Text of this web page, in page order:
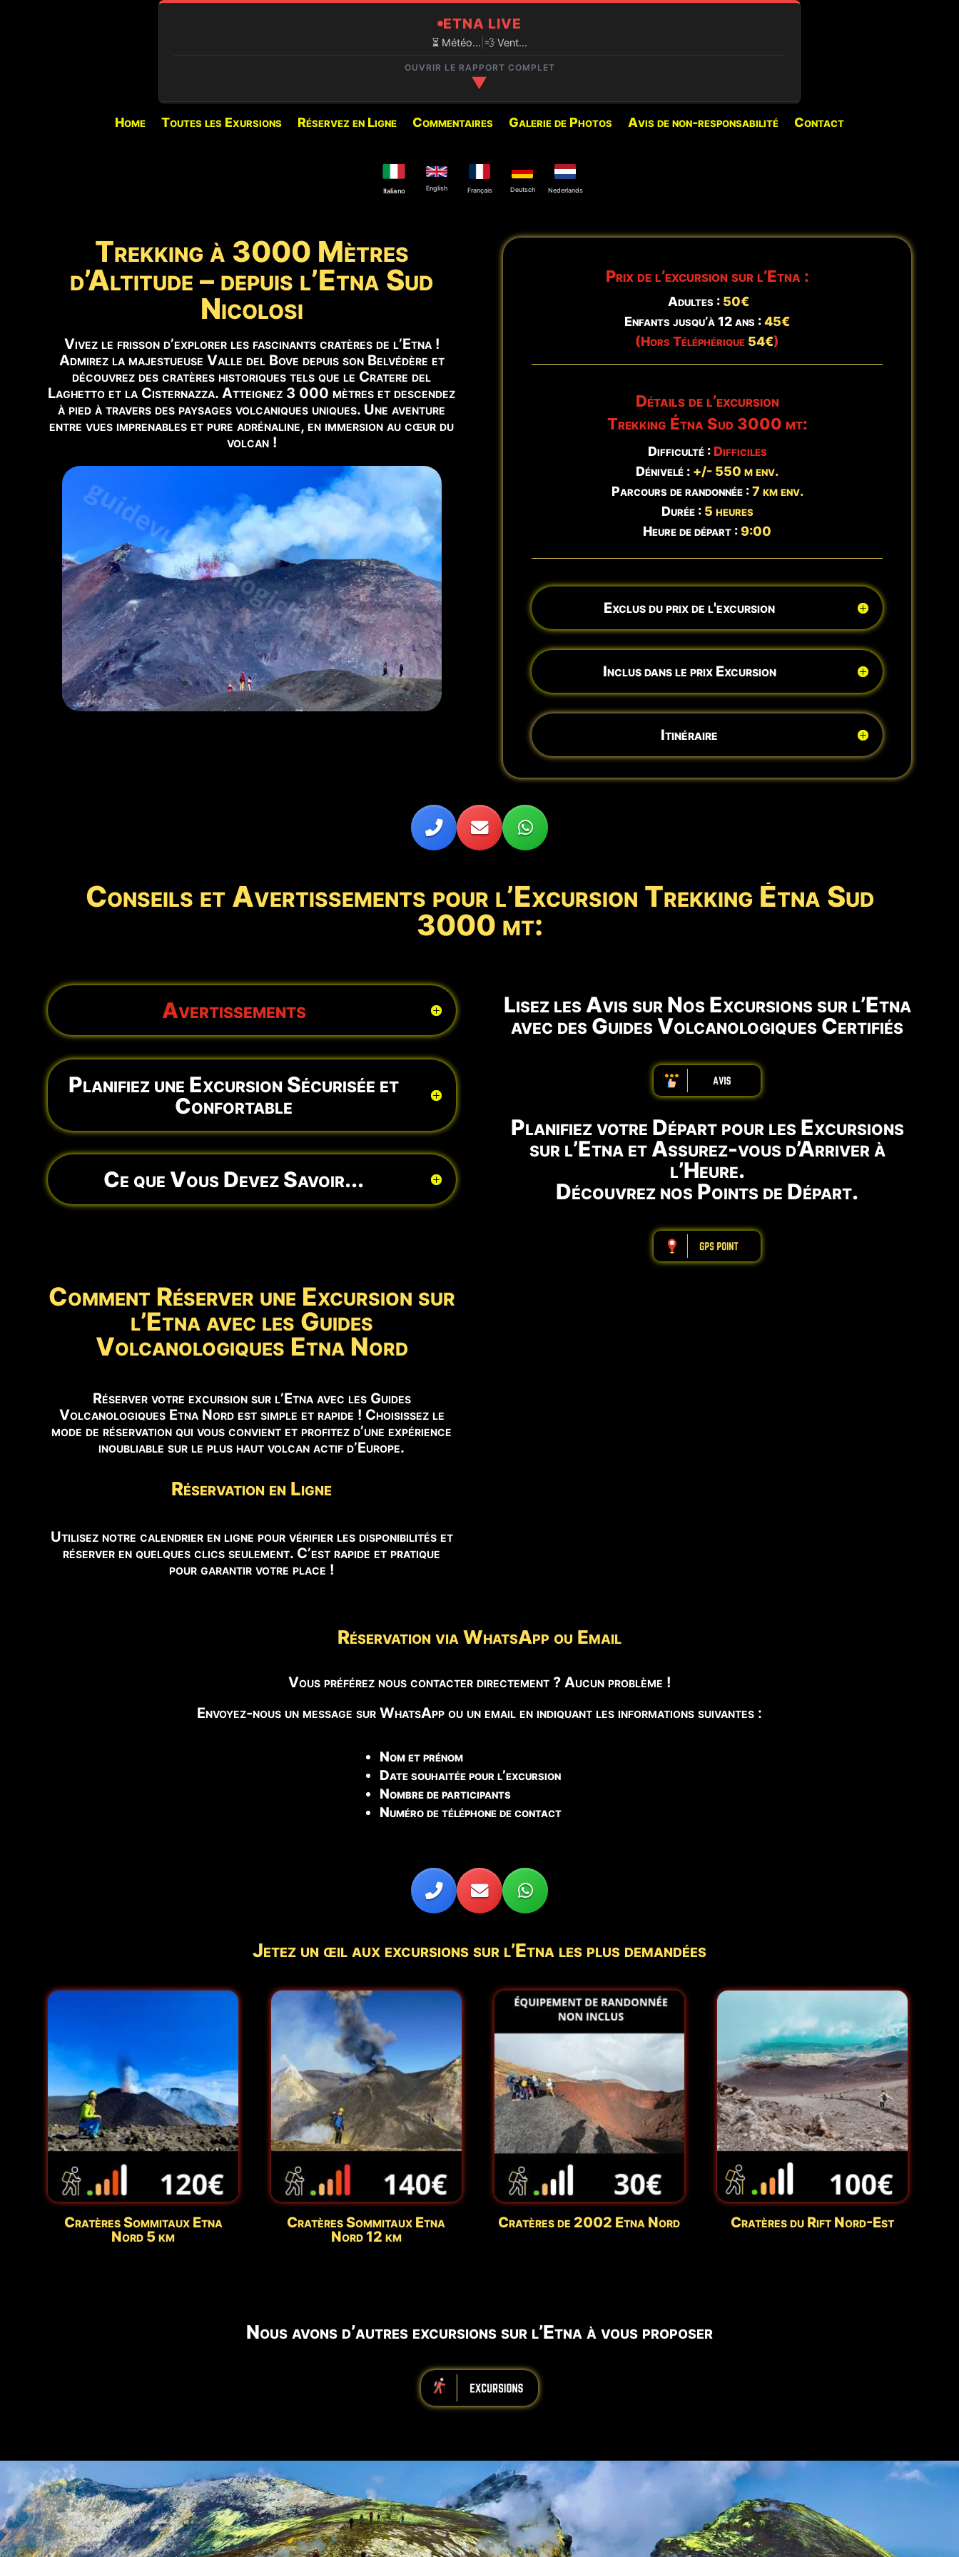
ETNA LIVE
⏳ Météo... 💨 Vent...
OUVRIR LE RAPPORT COMPLET
▼
🔍 CONDITIONS EN TEMPS RÉEL
Bocca Nuova.
⚠️ ACCÈS AU SOMMET
Guides autorisés uniquement.
Voir Webcam Live →
✅ EXCURSIONS RECOMMANDÉES POUR CETTE PÉRIODE
pour cette période :
🌋 Cratères du Rift Nord-Est
🕒Mis à jour :7 août - 18:04
Home Toutes les Exursions Réservez en Ligne Commentaires Galerie de Photos Avis de non-responsabilité Contact
Italiano English Français Deutsch Nederlands
Trekking à 3000 Mètres
d’Altitude – depuis l’Etna Sud
Nicolosi
Vivez le frisson d’explorer les fascinants cratères de l’Etna !
Admirez la majestueuse Valle del Bove depuis son Belvédère et
découvrez des cratères historiques tels que le Cratere del
Laghetto et la Cisternazza. Atteignez 3 000 mètres et descendez
à pied à travers des paysages volcaniques uniques. Une aventure
entre vues imprenables et pure adrénaline, en immersion au cœur du
volcan !
Prix de l’excursion sur l’Etna :
Adultes : 50€
Enfants jusqu’à 12 ans :45€
(Hors Téléphérique 54€)
Détails de l’excursion
Trekking Étna Sud 3000 mt:
Difficulté : Difficiles
Dénivelé : +/- 550 m env.
Parcours de randonnée :7 km env.
Durée : 5 heures
Heure de départ :9:00
Exclus du prix de l'excursion
Inclus dans le prix Excursion
Itinéraire
Conseils et Avertissements pour l’Excursion Trekking Étna Sud
3000 mt:
Avertissements
Planifiez une Excursion Sécurisée et
Confortable
Ce que Vous Devez Savoir...
Lisez les Avis sur Nos Excursions sur l’Etna
avec des Guides Volcanologiques Certifiés
ABBBBBBBBBB
Planifiez votre Départ pour les Excursions
sur l’Etna et Assurez-vous d’Arriver à
l’Heure.
Découvrez nos Points de Départ.
ABBBBBBBBBB
Comment Réserver une Excursion sur
l’Etna avec les Guides
Volcanologiques Etna Nord
Réserver votre excursion sur l’Etna avec les Guides
Volcanologiques Etna Nord est simple et rapide ! Choisissez le
mode de réservation qui vous convient et profitez d’une expérience
inoubliable sur le plus haut volcan actif d’Europe.
Réservation en Ligne
Utilisez notre calendrier en ligne pour vérifier les disponibilités et
réserver en quelques clics seulement. C’est rapide et pratique
pour garantir votre place !
Réservation via WhatsApp ou Email
Vous préférez nous contacter directement ? Aucun problème !
Envoyez-nous un message sur WhatsApp ou un email en indiquant les informations suivantes :
Nom et prénom
Date souhaitée pour l’excursion
Nombre de participants
Numéro de téléphone de contact
Jetez un œil aux excursions sur l’Etna les plus demandées
Cratères Sommitaux Etna
Nord 5 km
Cratères Sommitaux Etna
Nord 12 km
Cratères de 2002 Etna Nord Cratères du Rift Nord-Est
Nous avons d’autres excursions sur l’Etna à vous proposer
iiiiiiiiiiiiiiiiiiiiiiii